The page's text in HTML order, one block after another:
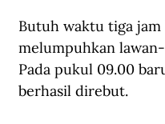
Butuh waktu tiga
melumpuhkan
Pada pukul 09.00
berhasil direbut.